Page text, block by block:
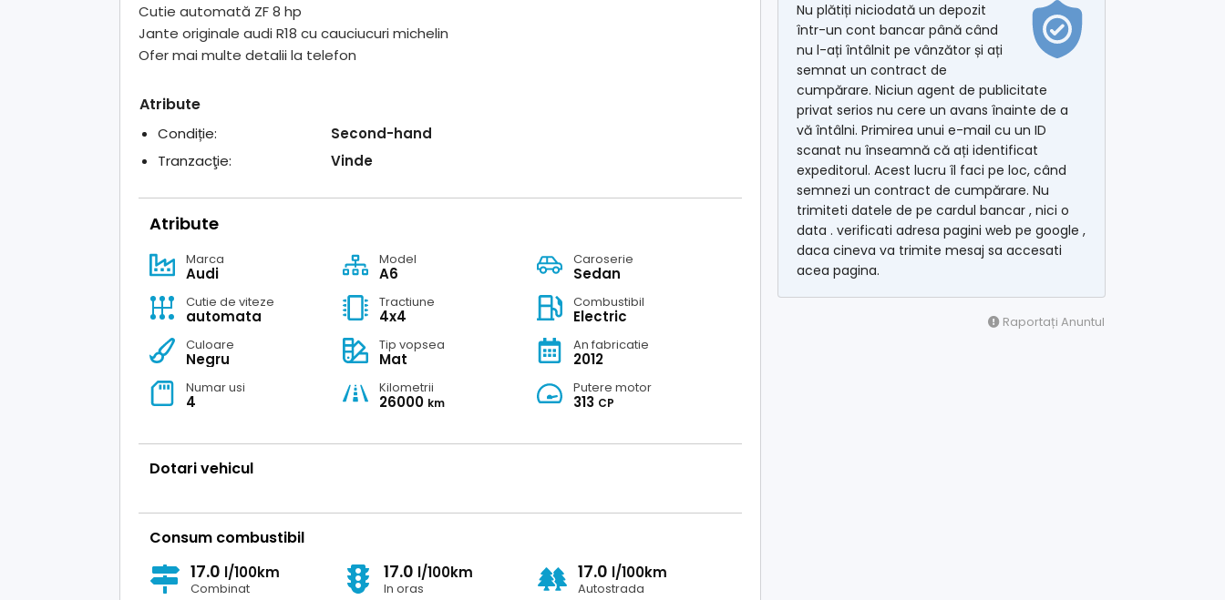
Cutie automată ZF 8 hp
Jante originale audi R18 cu cauciucuri michelin
Ofer mai multe detalii la telefon
Atribute
Condiție:
Second-hand
Tranzacţie:
Vinde
Atribute
Marca
Audi
Model
A6
Caroserie
Sedan
Cutie de viteze
automata
Tractiune
4x4
Combustibil
Electric
Culoare
Negru
Tip vopsea
Mat
An fabricatie
2012
Numar usi
4
Kilometrii
26000 km
Putere motor
313 CP
Dotari vehicul
Consum combustibil
17.0 l/100km
Combinat
17.0 l/100km
In oras
17.0 l/100km
Autostrada
Nu plătiți niciodată un depozit
într-un cont bancar până când
nu l-ați întâlnit pe vânzător și ați
semnat un contract de
cumpărare. Niciun agent de publicitate
privat serios nu cere un avans înainte de a
vă întâlni. Primirea unui e-mail cu un ID
scanat nu înseamnă că ați identificat
expeditorul. Acest lucru îl faci pe loc, când
semnezi un contract de cumpărare. Nu
trimiteti datele de pe cardul bancar , nici o
data . verificati adresa pagini web pe google ,
daca cineva va trimite mesaj sa accesati
acea pagina.
Raportați Anuntul